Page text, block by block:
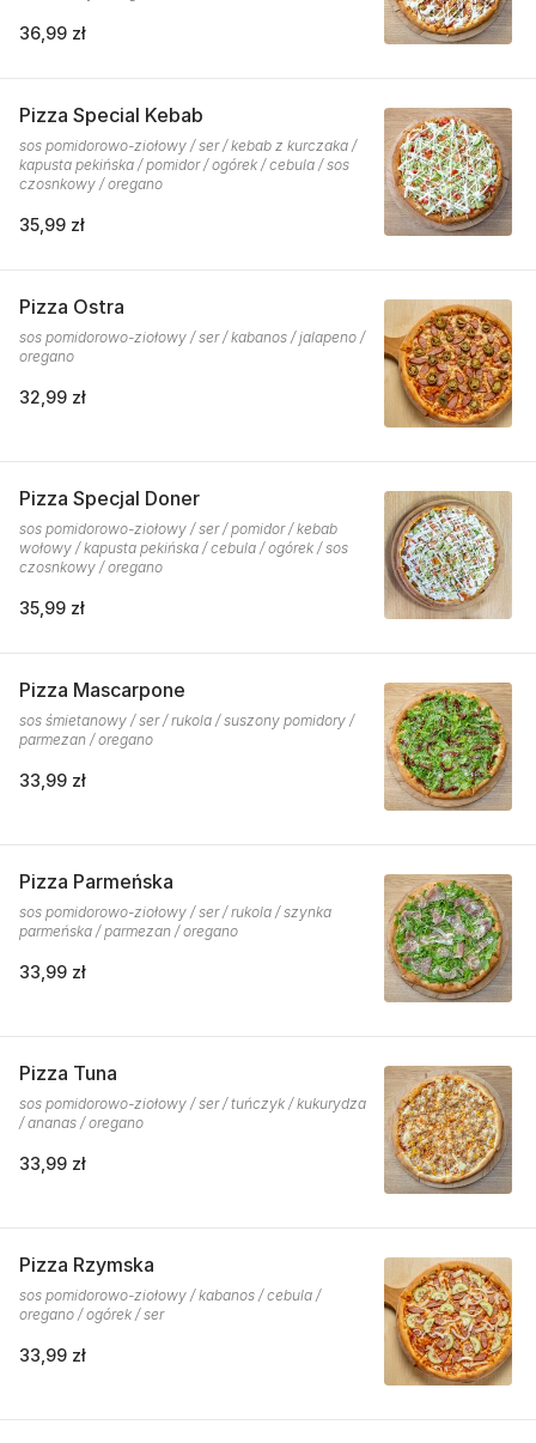
36,99 zł
Pizza Special Kebab
sos pomidorowo-ziołowy / ser / kebab z kurczaka /
kapusta pekińska / pomidor / ogórek / cebula / sos
czosnkowy / oregano
35,99 zł
Pizza Ostra
sos pomidorowo-ziołowy / ser / kabanos / jalapeno /
oregano
32,99 zł
Pizza Specjal Doner
sos pomidorowo-ziołowy / ser / pomidor / kebab
wołowy / kapusta pekińska / cebula / ogórek / sos
czosnkowy / oregano
35,99 zł
Pizza Mascarpone
sos śmietanowy / ser / rukola / suszony pomidory /
parmezan / oregano
33,99 zł
Pizza Parmeńska
sos pomidorowo-ziołowy / ser / rukola / szynka
parmeńska / parmezan / oregano
33,99 zł
Pizza Tuna
sos pomidorowo-ziołowy / ser / tuńczyk / kukurydza
/ ananas / oregano
33,99 zł
Pizza Rzymska
sos pomidorowo-ziołowy / kabanos / cebula /
oregano / ogórek / ser
33,99 zł